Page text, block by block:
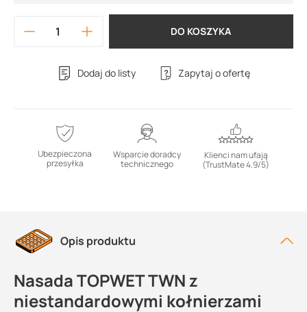
DO KOSZYKA
Dodaj do listy Zapytaj o ofertę
Ubezpieczona
przesyłka
Wsparcie doradcy
technicznego
Klienci nam ufają
(TrustMate 4.9/5)
Opis produktu
Nasada TOPWET TWN z
niestandardowymi kołnierzami